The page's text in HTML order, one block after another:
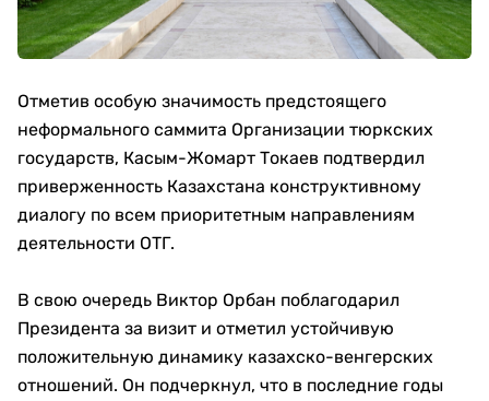
Отметив особую значимость предстоящего
неформального саммита Организации тюркских
государств, Касым-Жомарт Токаев подтвердил
приверженность Казахстана конструктивному
диалогу по всем приоритетным направлениям
деятельности ОТГ.
В свою очередь Виктор Орбан поблагодарил
Президента за визит и отметил устойчивую
положительную динамику казахско-венгерских
отношений. Он подчеркнул, что в последние годы